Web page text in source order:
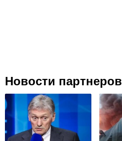
Новости партнеров